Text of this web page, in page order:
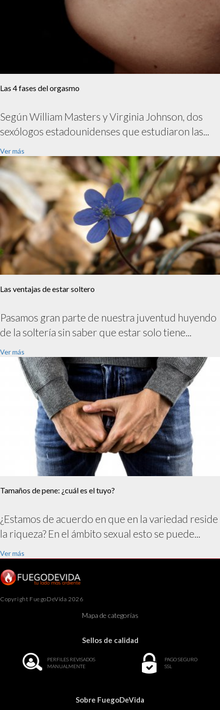
Las 4 fases del orgasmo
Según William Masters y Virginia Johnson, dos
sexólogos estadounidenses que estudiaron las...
Ver más
Las ventajas de estar soltero
Pasamos gran parte de nuestra juventud huyendo
de la soltería sin saber que estar solo tiene...
Ver más
Tamaños de pene: ¿cuál es el tuyo?
¿Estamos de acuerdo en que en la variedad reside
la riqueza? En el ámbito sexual esto se puede...
Ver más
Copyright FuegoDeVida 2026
Mapa de categorías
Sellos de calidad
PERFILES REVISADOS
MANUALMENTE
PAGO SEGURO
SSL
Sobre FuegoDeVida